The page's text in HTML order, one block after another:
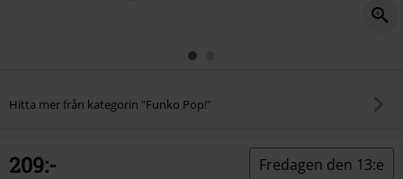
Hitta mer från kategorin "Funko Pop!"
209:- Fredagen den 13:e